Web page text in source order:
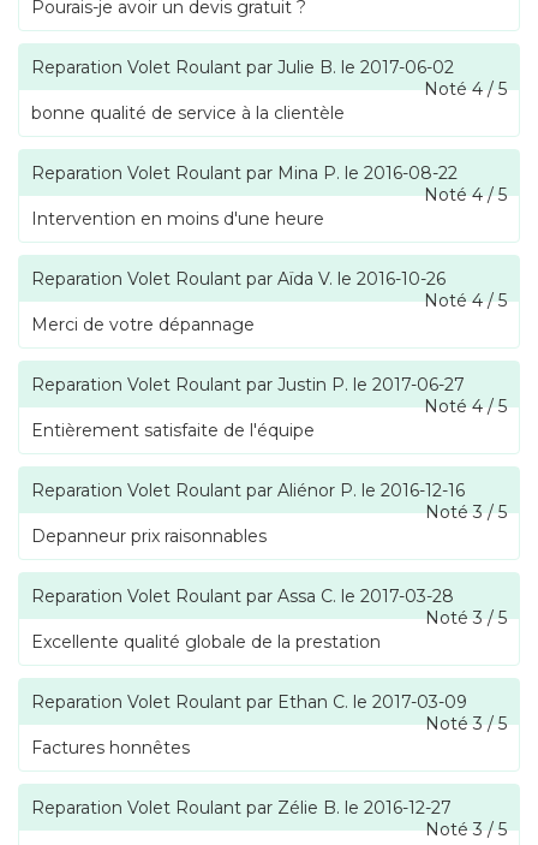
Pourais-je avoir un devis gratuit ?
Reparation Volet Roulant par Julie B. le 2017-06-02
Noté4/5
bonne qualité de service à la clientèle
Reparation Volet Roulant par Mina P. le 2016-08-22
Noté4/5
Intervention en moins d'une heure
Reparation Volet Roulant par Aïda V. le 2016-10-26
Noté4/5
Merci de votre dépannage
Reparation Volet Roulant par Justin P. le 2017-06-27
Noté4/5
Entièrement satisfaite de l'équipe
Reparation Volet Roulant par Aliénor P. le 2016-12-16
Noté3/5
Depanneur prix raisonnables
Reparation Volet Roulant par Assa C. le 2017-03-28
Noté3/5
Excellente qualité globale de la prestation
Reparation Volet Roulant par Ethan C. le 2017-03-09
Noté3/5
Factures honnêtes
Reparation Volet Roulant par Zélie B. le 2016-12-27
Noté3/5